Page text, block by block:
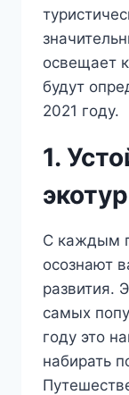
освещает
будут
2021 году.
1.
С каждым
осознают
развития.
самых
году это
набирать